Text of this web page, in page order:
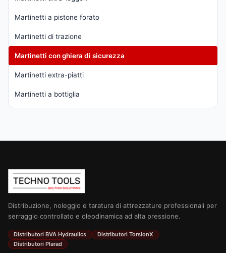
Martinetti a pistone forato
Martinetti di trazione
Martinetti con ghiera di sicurezza
Martinetti extra-piatti
Martinetti a bottiglia
Distribuzione, noleggio e taratura di attrezzature professionali per
serraggio controllato e oleodinamica ad alta pressione.
Distributori BVA Hydraulics
Distributori TorsionX
Distributori Plarad